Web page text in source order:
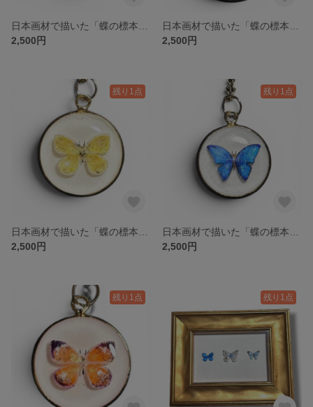
2,500円
2,500円
残り1点
2,500円
残り1点
2,500円
残り1点 残り1点